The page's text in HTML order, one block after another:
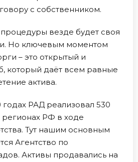
с собственником.
везде будет своя
Но ключевым моментом
– это открытый и
который даёт всем равные
актива.
годах РАД реализовал 530
регионах РФ в ходе
Тут нашим основным
Агентство по
Активы продавались на